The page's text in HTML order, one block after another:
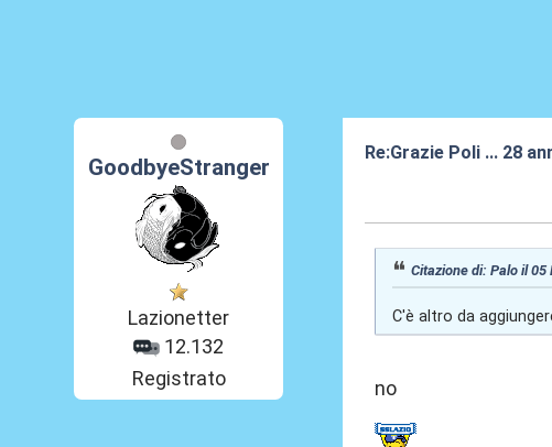
GoodbyeStranger
Lazionetter
12.132
Registrato
Re:Grazie Poli ... 28
Citazione di: Palo il 05
C'è altro da
no